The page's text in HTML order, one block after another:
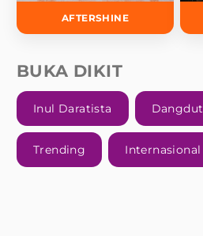
AFTERSHINE
BUKA DIKIT
Inul Daratista Dangdut
Trending Internasional